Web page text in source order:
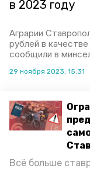
Всё больше
в 2023 году
Аграрии
рублей в
сообщили в
29 ноября 2023, 15:31
Свыше 600
тонкорунной
шерсти
Ставрополье